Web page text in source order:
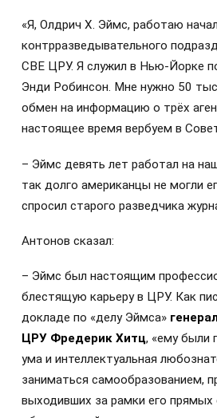
«Я, Олдрич Х. Эймс, работаю
контрразведывательного
СВЕ ЦРУ. Я служил в Нью-Йорке
Энди Робинсон. Мне нужно 50
обмен на информацию о трёх
настоящее время вербуем в
– Эймс девять лет работал на
так долго американцы не могли
спросил старого разведчика
Антонов сказал:
– Эймс был настоящим
блестящую карьеру в ЦРУ. Как
докладе по «делу Эймса»
ЦРУ Фредерик Хитц, «ему были
ума и интеллектуальная
заниматься самообразованием,
выходивших за рамки его прямых